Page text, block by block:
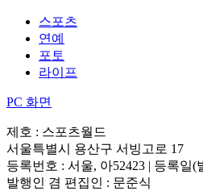
스포츠
연예
포토
라이프
PC 화면
제호 : 스포츠월드
서울특별시 용산구 서빙고로 17
등록번호 : 서울, 아52423 | 등록일(
발행인 겸 편집인 : 문준식